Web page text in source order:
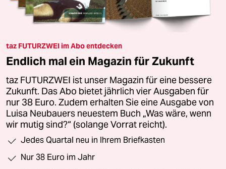
taz FUTURZWEI im Abo entdecken
Endlich mal ein Magazin für Zukunft
taz FUTURZWEI ist unser Magazin für eine bessere
Zukunft. Das Abo bietet jährlich vier Ausgaben für
nur 38 Euro. Zudem erhalten Sie eine Ausgabe von
Luisa Neubauers neuestem Buch „Was wäre, wenn
wir mutig sind?“ (solange Vorrat reicht).
Jedes Quartal neu in Ihrem Briefkasten
Nur 38 Euro im Jahr